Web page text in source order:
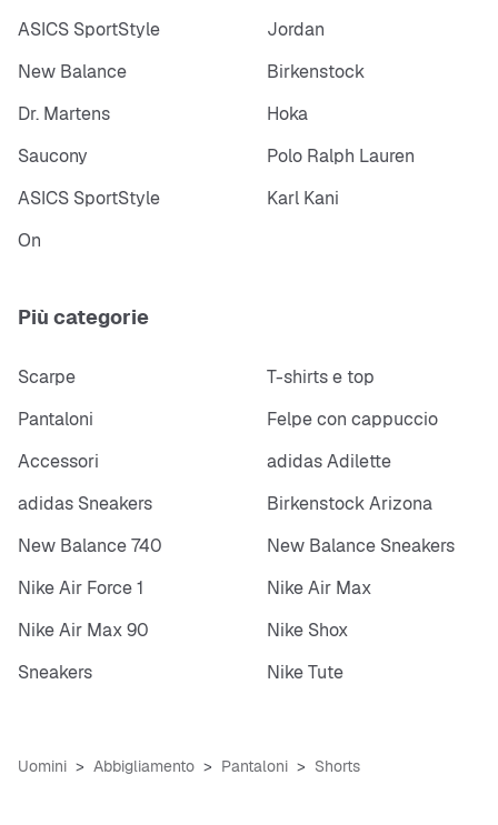
ASICS SportStyle
Jordan
New Balance
Birkenstock
Dr. Martens
Hoka
Saucony
Polo Ralph Lauren
ASICS SportStyle
Karl Kani
On
Più categorie
Scarpe
T-shirts e top
Pantaloni
Felpe con cappuccio
Accessori
adidas Adilette
adidas Sneakers
Birkenstock Arizona
New Balance 740
New Balance Sneakers
Nike Air Force 1
Nike Air Max
Nike Air Max 90
Nike Shox
Sneakers
Nike Tute
Uomini Abbigliamento Pantaloni Shorts